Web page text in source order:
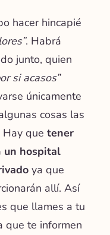
hacer hincapié
”. Habrá
junto, quien
si acasos”
únicamente
cosas las
Hay que tener
un hospital
ya que
allí. Así
que llames a tu
que te informen